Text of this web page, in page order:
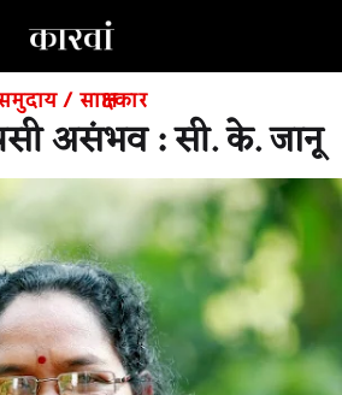
/साक्षात्कार
असंभव : सी. के. जानू